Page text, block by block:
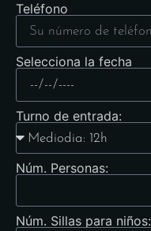
Teléfono
Selecciona la fecha
Turno de entrada:
Núm. Personas:
Núm. Sillas para niños: